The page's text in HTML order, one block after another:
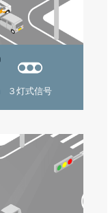
３灯式信号